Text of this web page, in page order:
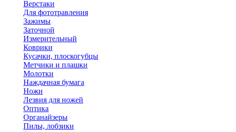
Верстаки
Для фототравления
Зажимы
Заточной
Измерительный
Коврики
Кусачки, плоскогубцы
Метчики и плашки
Молотки
Наждачная бумага
Ножи
Лезвия для ножей
Оптика
Органайзеры
Пилы, лобзики